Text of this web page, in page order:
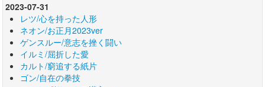
2023-07-31
レツ/心を持った人形
ネオン/お正月2023ver
ゲンスルー/意志を挫く闘い
イルミ/屈折した愛
カルト/窮追する紙片
ゴン/自在の拳技